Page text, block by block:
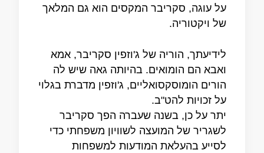
על עוגה, סקריבר המקסים הוא גם המלאך
של ויקטוריה.
לידיעתך, הוריה של ג'וזפין סקריבר, אמא
ואבא הם הומואים. בהיותה גאה שיש לה
הורים הומוסקסואליים, ג'וזפין מדברת בגלוי
על זכויות להט"ב.
יתר על כן, בשנה שעברה הפך סקריבר
לשגריר של המועצה לשוויון משפחתי כדי
לסייע בהעלאת המודעות למשפחות